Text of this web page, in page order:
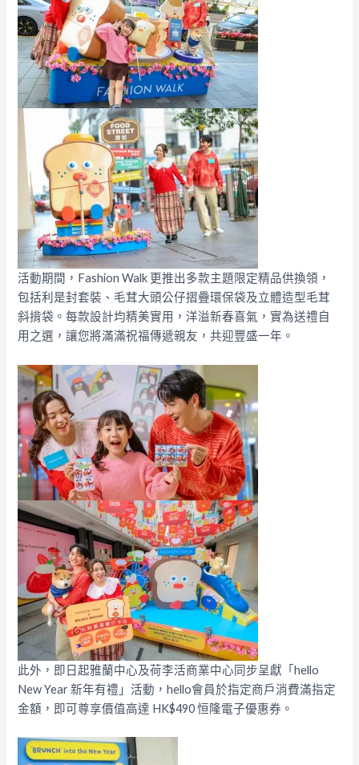
活動期間，Fashion Walk 更推出多款主題限定精品供換領，
包括利是封套裝、毛茸大頭公仔摺疊環保袋及立體造型毛茸
斜揹袋。每款設計均精美實用，洋溢新春喜氣，實為送禮自
用之選，讓您將滿滿祝福傳遞親友，共迎豐盛一年。
此外，即日起雅蘭中心及荷李活商業中心同步呈獻「hello
New Year 新年有禮」活動，hello會員於指定商戶消費滿指定
金額，即可尊享價值高達 HK$490 恒隆電子優惠券。